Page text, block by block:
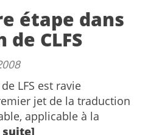
étape dans
CLFS
LFS est ravie
jet de la traduction
applicable à la
suite]